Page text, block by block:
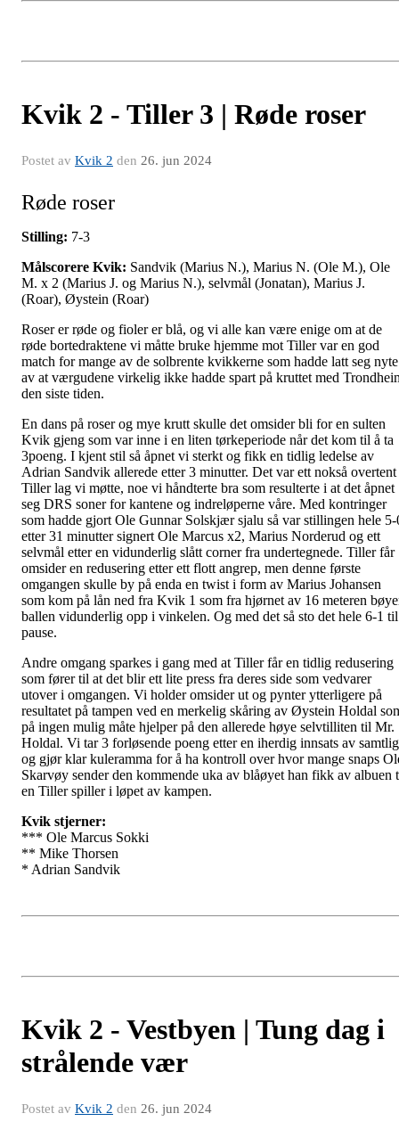
Kvik 2 - Tiller 3 | Røde roser
Postet av Kvik 2 den 26. jun 2024
Røde roser
Stilling: 7-3
Målscorere Kvik: Sandvik (Marius N.), Marius N. (Ole M.), Ole
M. x 2 (Marius J. og Marius N.), selvmål (Jonatan), Marius J.
(Roar), Øystein (Roar)
Roser er røde og fioler er blå, og vi alle kan være enige om at de
røde bortedraktene vi måtte bruke hjemme mot Tiller var en god
match for mange av de solbrente kvikkerne som hadde latt seg nyte
av at værgudene virkelig ikke hadde spart på kruttet med
den siste tiden.
En dans på roser og mye krutt skulle det omsider bli for en sulten
Kvik gjeng som var inne i en liten tørkeperiode når det kom til å ta
3poeng. I kjent stil så åpnet vi sterkt og fikk en tidlig ledelse av
Adrian Sandvik allerede etter 3 minutter. Det var ett nokså overtent
Tiller lag vi møtte, noe vi håndterte bra som resulterte i at det åpnet
seg DRS soner for kantene og indreløperne våre. Med kontringer
som hadde gjort Ole Gunnar Solskjær sjalu så var stillingen hele 5-
etter 31 minutter signert Ole Marcus x2, Marius Norderud og ett
selvmål etter en vidunderlig slått corner fra undertegnede. Tiller får
omsider en redusering etter ett flott angrep, men denne første
omgangen skulle by på enda en twist i form av Marius Johansen
som kom på lån ned fra Kvik 1 som fra hjørnet av 16 meteren
ballen vidunderlig opp i vinkelen. Og med det så sto det hele 6-1 til
pause.
Andre omgang sparkes i gang med at Tiller får en tidlig redusering
som fører til at det blir ett lite press fra deres side som vedvarer
utover i omgangen. Vi holder omsider ut og pynter ytterligere på
resultatet på tampen ved en merkelig skåring av Øystein Holdal
på ingen mulig måte hjelper på den allerede høye selvtilliten til Mr.
Holdal. Vi tar 3 forløsende poeng etter en iherdig innsats av
og gjør klar kuleramma for å ha kontroll over hvor mange snaps
Skarvøy sender den kommende uka av blåøyet han fikk av albuen
en Tiller spiller i løpet av kampen.
Kvik stjerner:
*** Ole Marcus Sokki
** Mike Thorsen
* Adrian Sandvik
Kvik 2 - Vestbyen | Tung dag i
strålende vær
Postet av Kvik 2 den 26. jun 2024